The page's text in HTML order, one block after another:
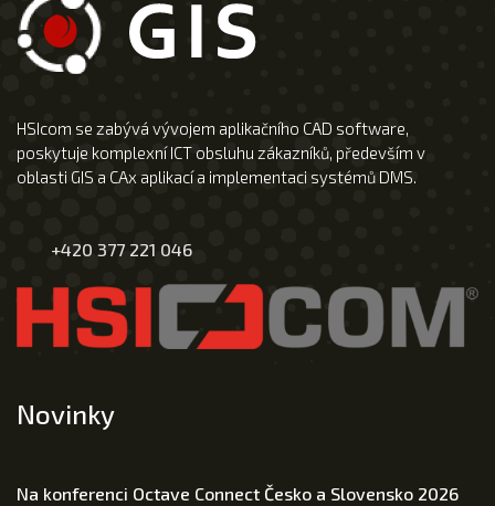
HSIcom se zabývá vývojem aplikačního CAD software,
poskytuje komplexní ICT obsluhu zákazníků, především v
oblasti GIS a CAx aplikací a implementaci systémů DMS.
+420 377 221 046
Novinky
Na konferenci Octave Connect Česko a Slovensko 2026